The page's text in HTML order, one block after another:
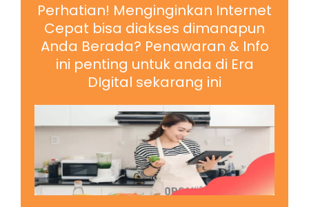
Perhatian! Menginginkan Internet
Cepat bisa diakses dimanapun
Anda Berada? Penawaran & Info
ini penting untuk anda di Era
DIgital sekarang ini